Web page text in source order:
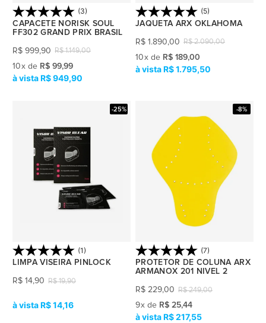
(3)
CAPACETE NORISK SOUL
FF302 GRAND PRIX BRASIL
R$ 1.149,00
R$ 999,90
10x de R$ 99,99
R$ 949,90
(5)
JAQUETA ARX OKLAHOMA
R$ 2.090,00
R$ 1.890,00
10x de R$ 189,00
R$ 1.795,50
-25%
(1)
LIMPA VISEIRA PINLOCK
R$ 19,90
R$ 14,90
R$ 14,16
-8%
(7)
PROTETOR DE COLUNA ARX
ARMANOX 201 NIVEL 2
R$ 249,00
R$ 229,00
9x de R$ 25,44
R$ 217,55